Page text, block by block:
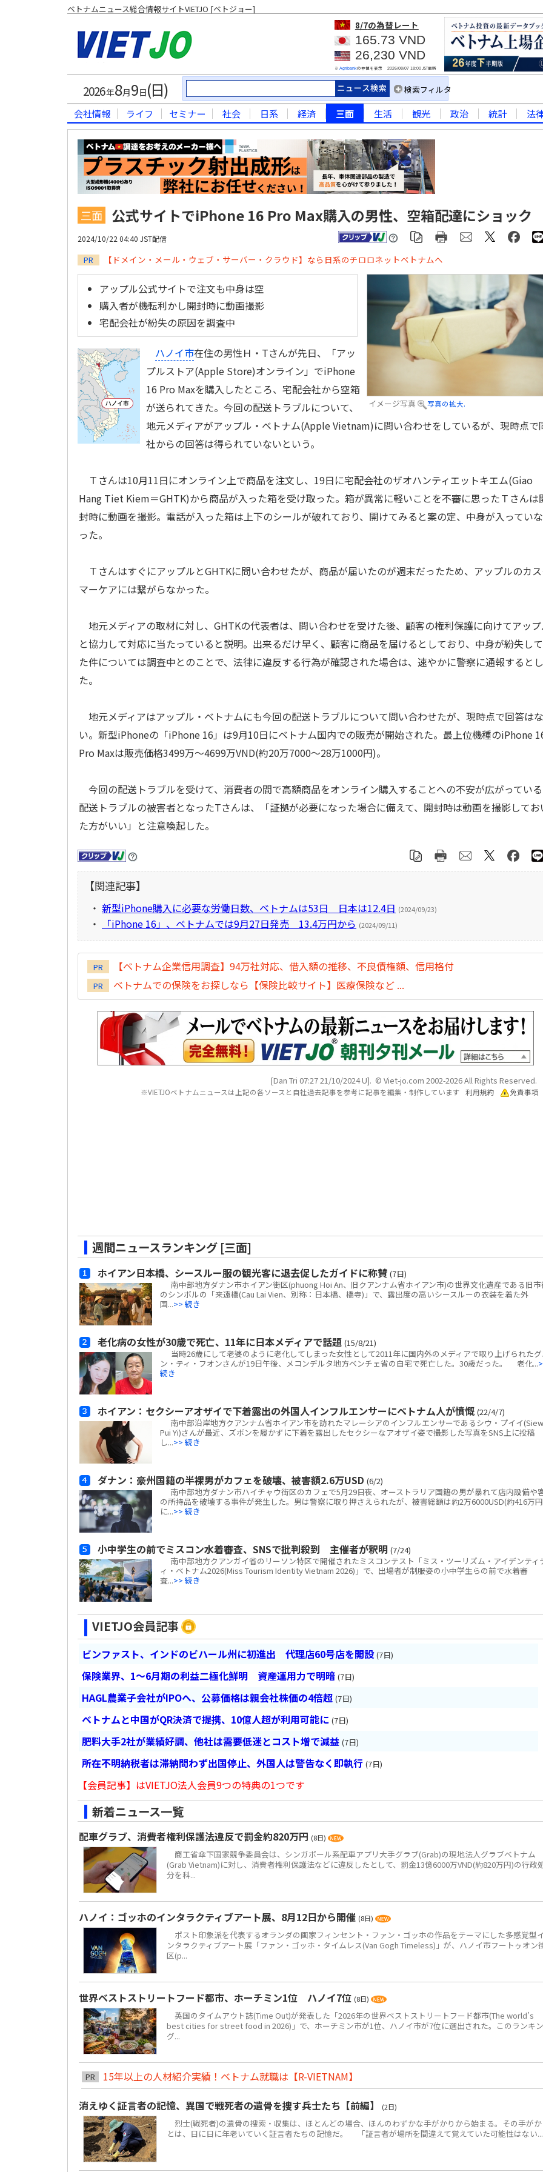
ベトナムニュース総合情報サイトVIETJO [ベトジョー]
8/7の為替レート
165.73 VND
26,230 VND
※ Agribankの仲値を表示 2026/08/07 18:00JST更新
2026年8月9 日(日) 検索フィルタ
会社情報 ライフ セミナー 社会 日系 経済 三面 生活 観光 政治 統計 法
三面 公式サイトでiPhone 16 Pro Max購入の男性、空箱配達にショック
2024/10/22 04:40 JST配信
PR 【ドメイン・メール・ウェブ・サーバー・クラウド】なら日系のチロロネットベトナムへ
イメージ写真 写真の拡大.
アップル公式サイトで注文も中身は空
購入者が機転利かし開封時に動画撮影
宅配会社が紛失の原因を調査中
ハノイ市在住の男性Ｈ・Tさんが先日、「アッ
プルストア(Apple Store)オンライン」でiPhone
16 Pro Maxを購入したところ、宅配会社から空箱
が送られてきた。今回の配送トラブルについて、
地元メディアがアップル・ベトナム(Apple Vietnam)に問い合わせをしているが、現時点で
社からの回答は得られていないという。
Ｔさんは10月11日にオンライン上で商品を注文し、19日に宅配会社のザオハンティエットキエム(Giao
Hang Tiet Kiem＝GHTK)から商品が入った箱を受け取った。箱が異常に軽いことを不審に思ったＴさんは
封時に動画を撮影。電話が入った箱は上下のシールが破れており、開けてみると案の定、中身が入ってい
った。
ＴさんはすぐにアップルとGHTKに問い合わせたが、商品が届いたのが週末だったため、アップルのカ
マーケアには繋がらなかった。
地元メディアの取材に対し、GHTKの代表者は、問い合わせを受けた後、顧客の権利保護に向けてアッ
と協力して対応に当たっていると説明。出来るだけ早く、顧客に商品を届けるとしており、中身が紛失し
た件については調査中とのことで、法律に違反する行為が確認された場合は、速やかに警察に通報するとし
た。
地元メディアはアップル・ベトナムにも今回の配送トラブルについて問い合わせたが、現時点で回答はな
い。新型iPhoneの「iPhone 16」は9月10日にベトナム国内での販売が開始された。最上位機種のiPhone
Pro Maxは販売価格3499万～4699万VND(約20万7000～28万1000円)。
今回の配送トラブルを受けて、消費者の間で高額商品をオンライン購入することへの不安が広がってい
配送トラブルの被害者となったTさんは、「証拠が必要になった場合に備えて、開封時は動画を撮影してお
た方がいい」と注意喚起した。
【関連記事】
・ 新型iPhone購入に必要な労働日数、ベトナムは53日 日本は12.4日 (2024/09/23)
・ 「iPhone 16」、ベトナムでは9月27日発売 13.4万円から (2024/09/11)
PR 【ベトナム企業信用調査】94万社対応、借入額の推移、不良債権額、信用格付
PR ベトナムでの保険をお探しなら【保険比較サイト】医療保険など ...
[Dan Tri 07:27 21/10/2024 U]. © Viet-jo.com 2002-2026 All Rights Reserved.
※VIETJOベトナムニュースは上記の各ソースと自社過去記事を参考に記事を編集・制作しています 利用規約 免責事項
週間ニュースランキング [三面]
ホイアン日本橋、シースルー服の観光客に退去促したガイドに称賛 (7日)
南中部地方ダナン市ホイアン街区(phuong Hoi An、旧クアンナム省ホイアン市)の世界文化遺産である旧
のシンボルの「来遠橋(Cau Lai Vien、別称：日本橋、橋寺)」で、露出度の高いシースルーの衣装を着た外
国...>> 続き
老化病の女性が30歳で死亡、11年に日本メディアで話題 (15/8/21)
当時26歳にして老婆のように老化してしまった女性として2011年に国内外のメディアで取り上げられた
ン・ティ・フオンさんが19日午後、メコンデルタ地方ベンチェ省の自宅で死亡した。30歳だった。 老化...
続き
ホイアン：セクシーアオザイで下着露出の外国人インフルエンサーにベトナム人が憤慨 (22/4/7)
南中部沿岸地方クアンナム省ホイアン市を訪れたマレーシアのインフルエンサーであるシウ・プイイ(Siew
Pui Yi)さんが最近、ズボンを履かずに下着を露出したセクシーなアオザイ姿で撮影した写真をSNS上に投稿
し...>> 続き
ダナン：豪州国籍の半裸男がカフェを破壊、被害額2.6万USD (6/2)
南中部地方ダナン市ハイチャウ街区のカフェで5月29日夜、オーストラリア国籍の男が暴れて店内設備や
の所持品を破壊する事件が発生した。男は警察に取り押さえられたが、被害総額は約2万6000USD(約416万
に...>> 続き
小中学生の前でミスコン水着審査、SNSで批判殺到 主催者が釈明 (7/24)
南中部地方クアンガイ省のリーソン特区で開催されたミスコンテスト「ミス・ツーリズム・アイデンティ
ィ・ベトナム2026(Miss Tourism Identity Vietnam 2026)」で、出場者が制服姿の小中学生らの前で水着審
査...>> 続き
VIETJO会員記事
ビンファスト、インドのビハール州に初進出 代理店60号店を開設 (7日)
保険業界、1～6月期の利益二極化鮮明 資産運用力で明暗 (7日)
HAGL農業子会社がIPOへ、公募価格は親会社株価の4倍超 (7日)
ベトナムと中国がQR決済で提携、10億人超が利用可能に (7日)
肥料大手2社が業績好調、他社は需要低迷とコスト増で減益 (7日)
所在不明納税者は滞納問わず出国停止、外国人は警告なく即執行 (7日)
【会員記事】はVIETJO法人会員9つの特典の1つです
新着ニュース一覧
配車グラブ、消費者権利保護法違反で罰金約820万円 (8日)
商工省傘下国家競争委員会は、シンガポール系配車アプリ大手グラブ(Grab)の現地法人グラブベトナム
(Grab Vietnam)に対し、消費者権利保護法などに違反したとして、罰金13億6000万VND(約820万円)の行政
分を科...
ハノイ：ゴッホのインタラクティブアート展、8月12日から開催 (8日)
ポスト印象派を代表するオランダの画家フィンセント・ファン・ゴッホの作品をテーマにした多感覚型
ンタラクティブアート展「ファン・ゴッホ・タイムレス(Van Gogh Timeless)」が、ハノイ市フートゥオン
区(p...
世界ベストストリートフード都市、ホーチミン1位 ハノイ7位 (8日)
英国のタイムアウト誌(Time Out)が発表した「2026年の世界ベストストリートフード都市(The world’s
best cities for street food in 2026)」で、ホーチミン市が1位、ハノイ市が7位に選出された。このランキン
グ...
PR
15年以上の人材紹介実績！ベトナム就職は【R-VIETNAM】
消えゆく証言者の記憶、異国で戦死者の遺骨を捜す兵士たち【前編】
(2日)
烈士(戦死者)の遺骨の捜索・収集は、ほとんどの場合、ほんのわずかな手がかりから始まる。その手が
とは、日に日に年老いていく証言者たちの記憶だ。 「証言者が場所を間違えて覚えていた可能性はない...